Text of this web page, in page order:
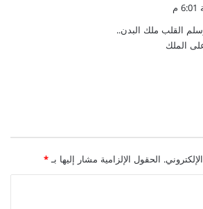
القلب ملك البدن..
الملك
الحقول الإلزامية مشار إليها بـ*